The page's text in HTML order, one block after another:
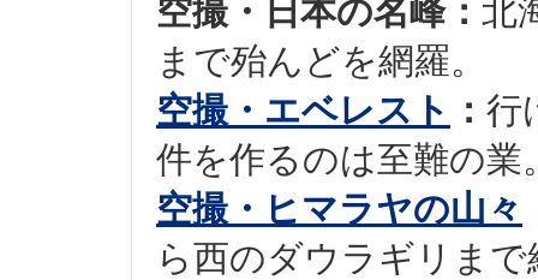
空撮・日本の名峰： 北
まで殆んどを網羅。
空撮・エベレスト ： 行
件を作るのは至難の業
空撮・ヒマラヤの山々
ら西のダウラギリまで